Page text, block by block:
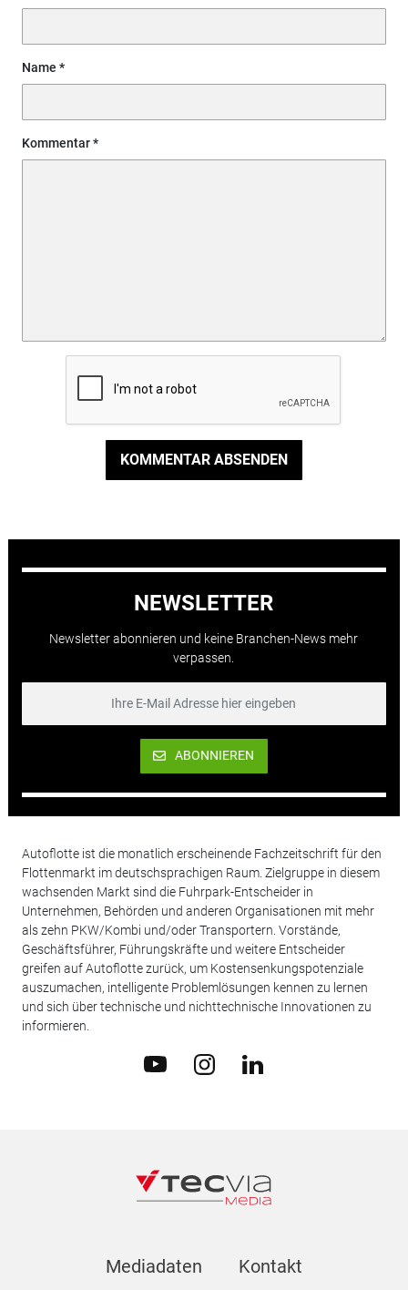
Name
Kommentar
KOMMENTAR ABSENDEN
NEWSLETTER
Newsletter abonnieren und keine Branchen-News mehr
verpassen.
ABONNIEREN
Autoflotte ist die monatlich erscheinende Fachzeitschrift für den
Flottenmarkt im deutschsprachigen Raum. Zielgruppe in diesem
wachsenden Markt sind die Fuhrpark-Entscheider in
Unternehmen, Behörden und anderen Organisationen mit mehr
als zehn PKW/Kombi und/oder Transportern. Vorstände,
Geschäftsführer, Führungskräfte und weitere Entscheider
greifen auf Autoflotte zurück, um Kostensenkungspotenziale
auszumachen, intelligente Problemlösungen kennen zu lernen
und sich über technische und nichttechnische Innovationen zu
informieren.
Mediadaten Kontakt